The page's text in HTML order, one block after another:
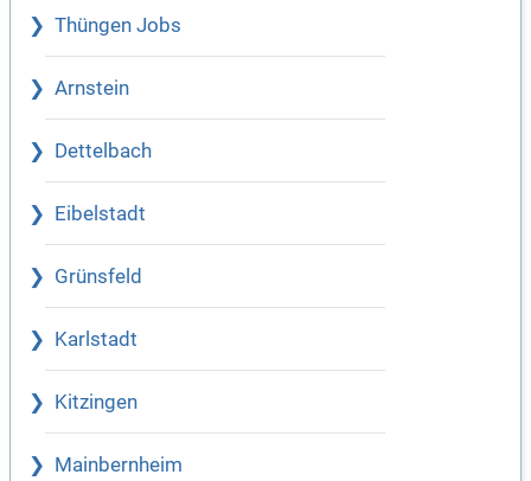
Thüngen Jobs
Arnstein
Dettelbach
Eibelstadt
Grünsfeld
Karlstadt
Kitzingen
Mainbernheim